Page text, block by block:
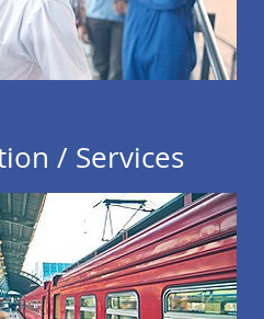
/ Services